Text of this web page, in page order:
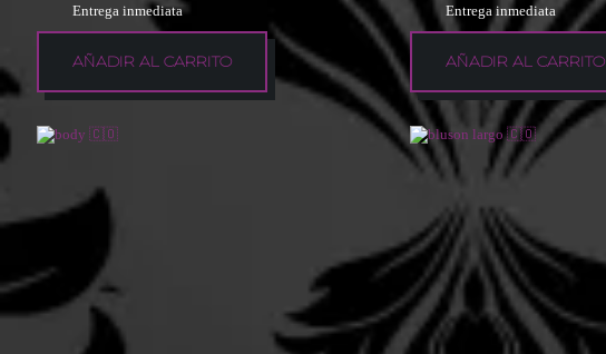
Entrega inmediata
AÑADIR AL CARRITO
Entrega inmediata
AÑADIR AL CARRITO